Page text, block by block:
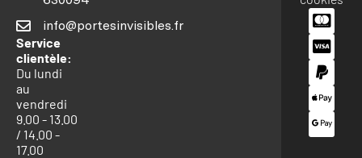
info@portesinvisibles.fr
Service
clientèle:
Du lundi
au
vendredi
9.00 - 13.00
/ 14.00 -
17.00